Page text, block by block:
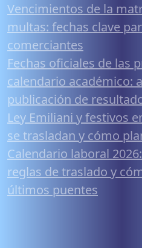
Vencimientos de la
multas: fechas clave
comerciantes
Fechas oficiales de las
calendario académico:
publicación de
Ley Emiliani y festivos
se trasladan y cómo
Calendario laboral
reglas de traslado y
últimos puentes